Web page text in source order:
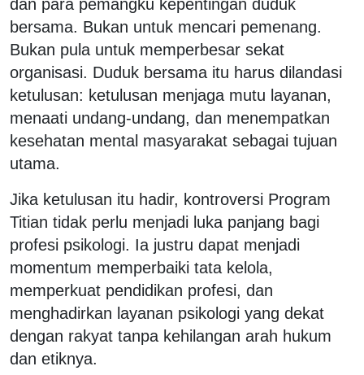
dan para pemangku kepentingan duduk
bersama. Bukan untuk mencari pemenang.
Bukan pula untuk memperbesar sekat
organisasi. Duduk bersama itu harus dilandasi
ketulusan: ketulusan menjaga mutu layanan,
menaati undang-undang, dan menempatkan
kesehatan mental masyarakat sebagai tujuan
utama.
Jika ketulusan itu hadir, kontroversi Program
Titian tidak perlu menjadi luka panjang bagi
profesi psikologi. Ia justru dapat menjadi
momentum memperbaiki tata kelola,
memperkuat pendidikan profesi, dan
menghadirkan layanan psikologi yang dekat
dengan rakyat tanpa kehilangan arah hukum
dan etiknya.